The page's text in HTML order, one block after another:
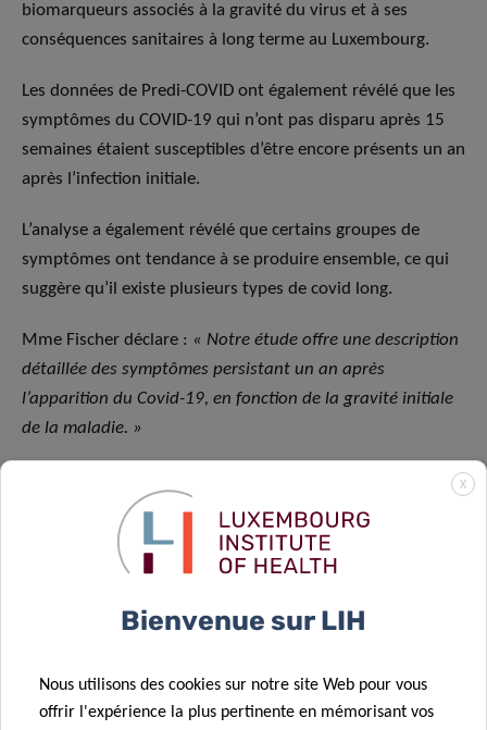
biomarqueurs associés à la gravité du virus et à ses
conséquences sanitaires à long terme au Luxembourg.
Les données de Predi-COVID ont également révélé que les
symptômes du COVID-19 qui n’ont pas disparu après 15
semaines étaient susceptibles d’être encore présents un an
après l’infection initiale.
L’analyse a également révélé que certains groupes de
symptômes ont tendance à se produire ensemble, ce qui
suggère qu’il existe plusieurs types de covid long.
Mme Fischer déclare : « Notre étude offre une description
détaillée des symptômes persistant un an après
l’apparition du Covid-19, en fonction de la gravité initiale
de la maladie. »
Elle montre que le Covid long peut encore
avoir une incidence importante sur la qualité
de vie, même un an après l’infection aiguë. De
manière générale, plus la maladie aiguë est
d’avoir des symptômes persistants ;
toutefois, les personnes dont l’infection
X
Bienvenue sur LIH
Nous utilisons des cookies sur notre site Web pour vous
offrir l'expérience la plus pertinente en mémorisant vos